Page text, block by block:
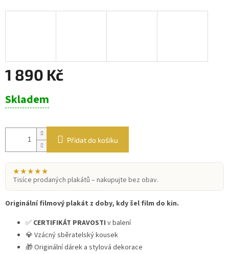
1 890 Kč
cena:
Skladem
Přidat do košíku
★★★★★
Tisíce prodaných plakátů – nakupujte bez obav.
Originální filmový plakát z doby, kdy šel film do kin.
✅ CERTIFIKÁT PRAVOSTI v balení
💎 Vzácný sběratelský kousek
🎁 Originální dárek a stylová dekorace